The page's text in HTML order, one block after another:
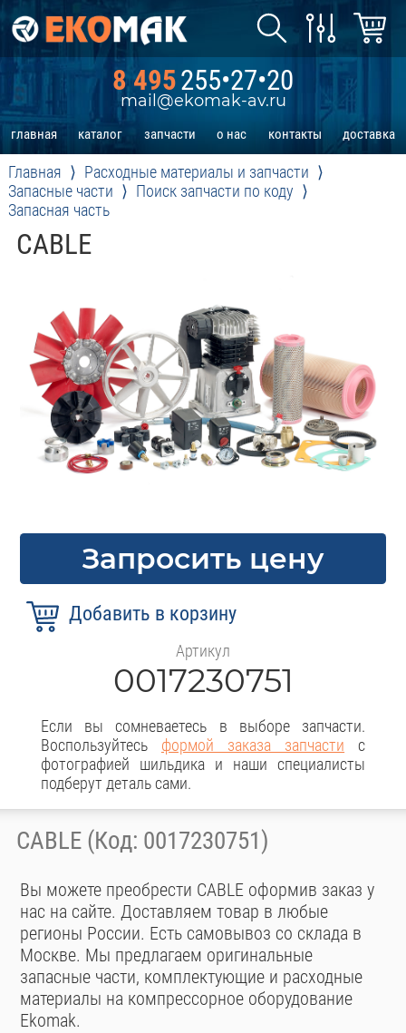
8 495255•27•20
mail@ekomak-av.ru
главная каталог запчасти о нас контакты доставка
Главная
Расходные материалы и запчасти
Запасные части
Поиск запчасти по коду
Запасная часть
CABLE
Запросить цену
Артикул
0017230751
Если вы сомневаетесь в выборе запчасти.
Воспользуйтесь формой заказа запчасти с
фотографией шильдика и наши специалисты
подберут деталь сами.
CABLE (Код: 0017230751)
Вы можете преобрести CABLE оформив заказ у
нас на сайте. Доставляем товар в любые
регионы России. Есть самовывоз со склада в
Москве. Мы предлагаем оригинальные
запасные части, комплектующие и расходные
материалы на компрессорное оборудование
Ekomak.